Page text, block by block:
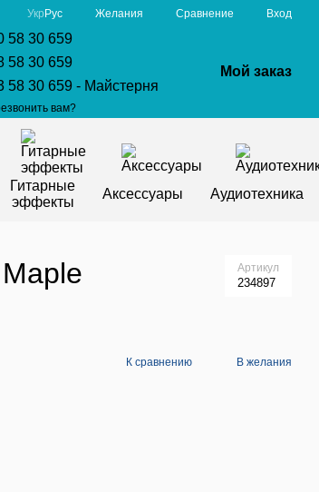
Укр Рус Желания Сравнение Вход
58 30 659
58 30 659
58 30 659 - Майстерня
вам?
Мой заказ
Гитарные
эффекты
Аксессуары Аудиотехника
Артикул
234897
К сравнению В желания